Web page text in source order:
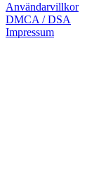
Användarvillkor
DMCA / DSA
Impressum